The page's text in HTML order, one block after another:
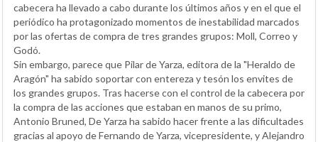
cabecera ha llevado a cabo durante los últimos años y en el que el
periódico ha protagonizado momentos de inestabilidad marcados
por las ofertas de compra de tres grandes grupos: Moll, Correo y
Godó.
Sin embargo, parece que Pilar de Yarza, editora de la "Heraldo de
Aragón" ha sabido soportar con entereza y tesón los envites de
los grandes grupos. Tras hacerse con el control de la cabecera por
la compra de las acciones que estaban en manos de su primo,
Antonio Bruned, De Yarza ha sabido hacer frente a las dificultades
gracias al apoyo de Fernando de Yarza, vicepresidente, y Alejandro